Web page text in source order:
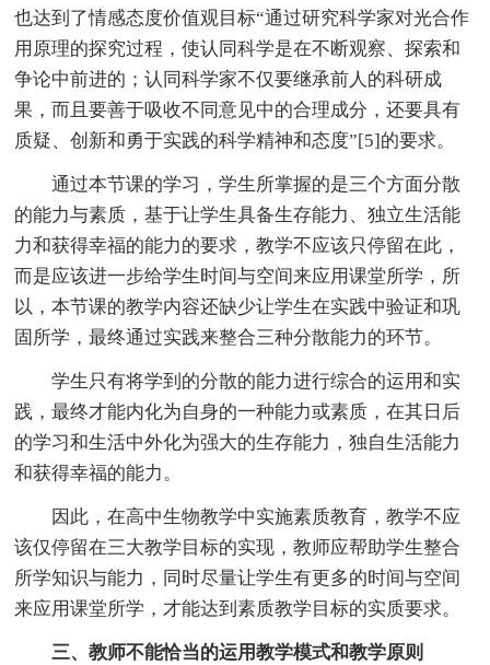
也达到了情感态度价值观目标“通过研究科学家对光合作
用原理的探究过程，使认同科学是在不断观察、探索和
争论中前进的；认同科学家不仅要继承前人的科研成
果，而且要善于吸收不同意见中的合理成分，还要具有
质疑、创新和勇于实践的科学精神和态度”[5]的要求。
通过本节课的学习，学生所掌握的是三个方面分散
的能力与素质，基于让学生具备生存能力、独立生活能
力和获得幸福的能力的要求，教学不应该只停留在此，
而是应该进一步给学生时间与空间来应用课堂所学，所
以，本节课的教学内容还缺少让学生在实践中验证和巩
固所学，最终通过实践来整合三种分散能力的环节。
学生只有将学到的分散的能力进行综合的运用和实
践，最终才能内化为自身的一种能力或素质，在其日后
的学习和生活中外化为强大的生存能力，独自生活能力
和获得幸福的能力。
因此，在高中生物教学中实施素质教育，教学不应
该仅停留在三大教学目标的实现，教师应帮助学生整合
所学知识与能力，同时尽量让学生有更多的时间与空间
来应用课堂所学，才能达到素质教学目标的实质要求。
三、教师不能恰当的运用教学模式和教学原则